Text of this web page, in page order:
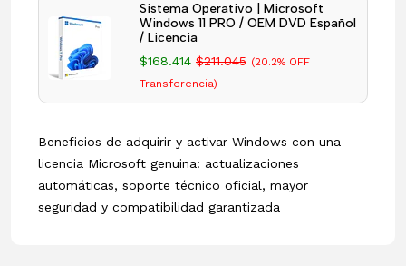
Sistema Operativo | Microsoft
Windows 11 PRO / OEM DVD Español
/ Licencia
$168.414 $211.045 (20.2% OFF
Transferencia)
Beneficios de adquirir y activar Windows con una
licencia Microsoft genuina: actualizaciones
automáticas, soporte técnico oficial, mayor
seguridad y compatibilidad garantizada